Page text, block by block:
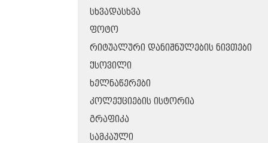
ᲡᲮᲕᲐᲓᲐᲡᲮᲕᲐ
ᲤᲝᲢᲝ
ᲠᲘᲢᲣᲐᲚᲣᲠᲘ ᲓᲐᲜᲘᲨᲜᲣᲚᲔᲑᲘᲡ ᲜᲘᲕᲗᲔᲑᲘ
ᲥᲡᲝᲕᲘᲚᲘ
ᲮᲔᲚᲜᲐᲬᲔᲠᲔᲑᲘ
ᲙᲝᲚᲔᲥᲪᲘᲔᲑᲘᲡ ᲘᲡᲢᲝᲠᲘᲐ
ᲒᲠᲐᲤᲘᲙᲐ
ᲡᲐᲛᲙᲐᲣᲚᲘ